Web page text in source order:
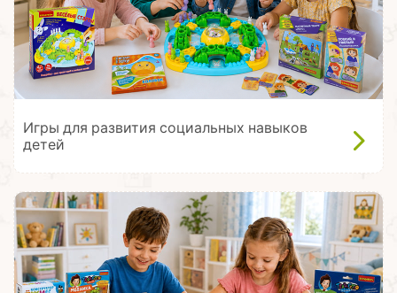
Игры для развития социальных навыков
детей